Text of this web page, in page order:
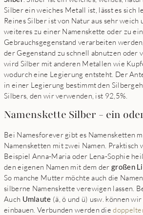
Silber ein weiches Metall ist, lässt es sich
Reines Silber ist von Natur aus sehr weich
weiteres zu einer Namenskette oder zu
Gebrauchsgegenstand verarbeiten
der Gegenstand zu schnell abnutzen oder
wird Silber mit anderen Metallen wie
wodurch eine Legierung entsteht. Der
in einer Legierung bestimmt den
Silbers, den wir verwenden, ist 92,5%.
Namenskette Silber - ein
Bei Namesforever gibt es Namensketten
Namensketten mit zwei Namen. Praktisch
Beispiel Anna-Maria oder Lena-Sophie
den eigenen Namen mit dem dergroßen
So manche Mutter möchte auch die
silberne Namenskette verewigen lassen.
Auch Umlaute (ä, ö und ü) usw. können
einbauen. Verbunden werden die